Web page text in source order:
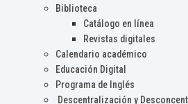
Biblioteca
Catálogo en línea
Revistas digitales
Calendario académico
Educación Digital
Programa de Inglés
Descentralización y